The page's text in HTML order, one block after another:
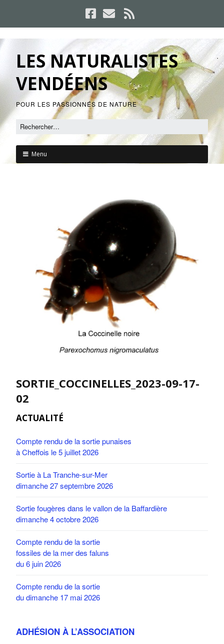
LES NATURALISTES
VENDÉENS
POUR LES PASSIONNÉS DE NATURE
Menu
SORTIE_COCCINELLES_2023-09-17-
02
ACTUALITÉ
Compte rendu de la sortie punaises
à Cheffois le 5 juillet 2026
Sortie à La Tranche-sur-Mer
dimanche 27 septembre 2026
Sortie fougères dans le vallon de la Baffardière
dimanche 4 octobre 2026
Compte rendu de la sortie
fossiles de la mer des faluns
du 6 juin 2026
Compte rendu de la sortie
du dimanche 17 mai 2026
ADHÉSION À L’ASSOCIATION